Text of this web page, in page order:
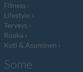
Fitness
Lifestyle
Terveys
Ruoka
Koti & Asuminen
Some